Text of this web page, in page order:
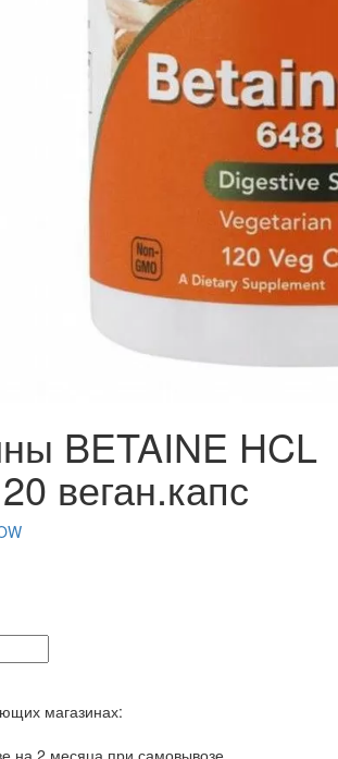
BETAINE HCL
веган.капс
магазинах:
на 2 месяца при самовывозе